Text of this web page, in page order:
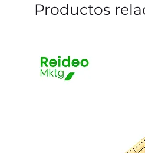
Productos